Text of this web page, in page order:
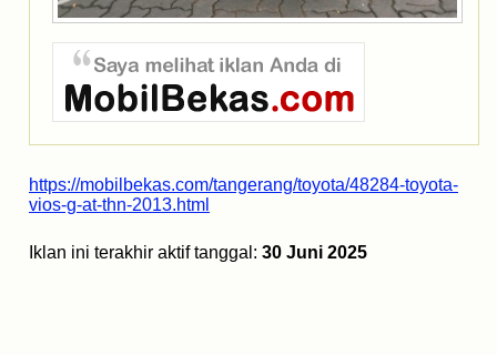
https://mobilbekas.com/tangerang/toyota/48284-toyota-
vios-g-at-thn-2013.html
Iklan ini terakhir aktif tanggal: 30 Juni 2025